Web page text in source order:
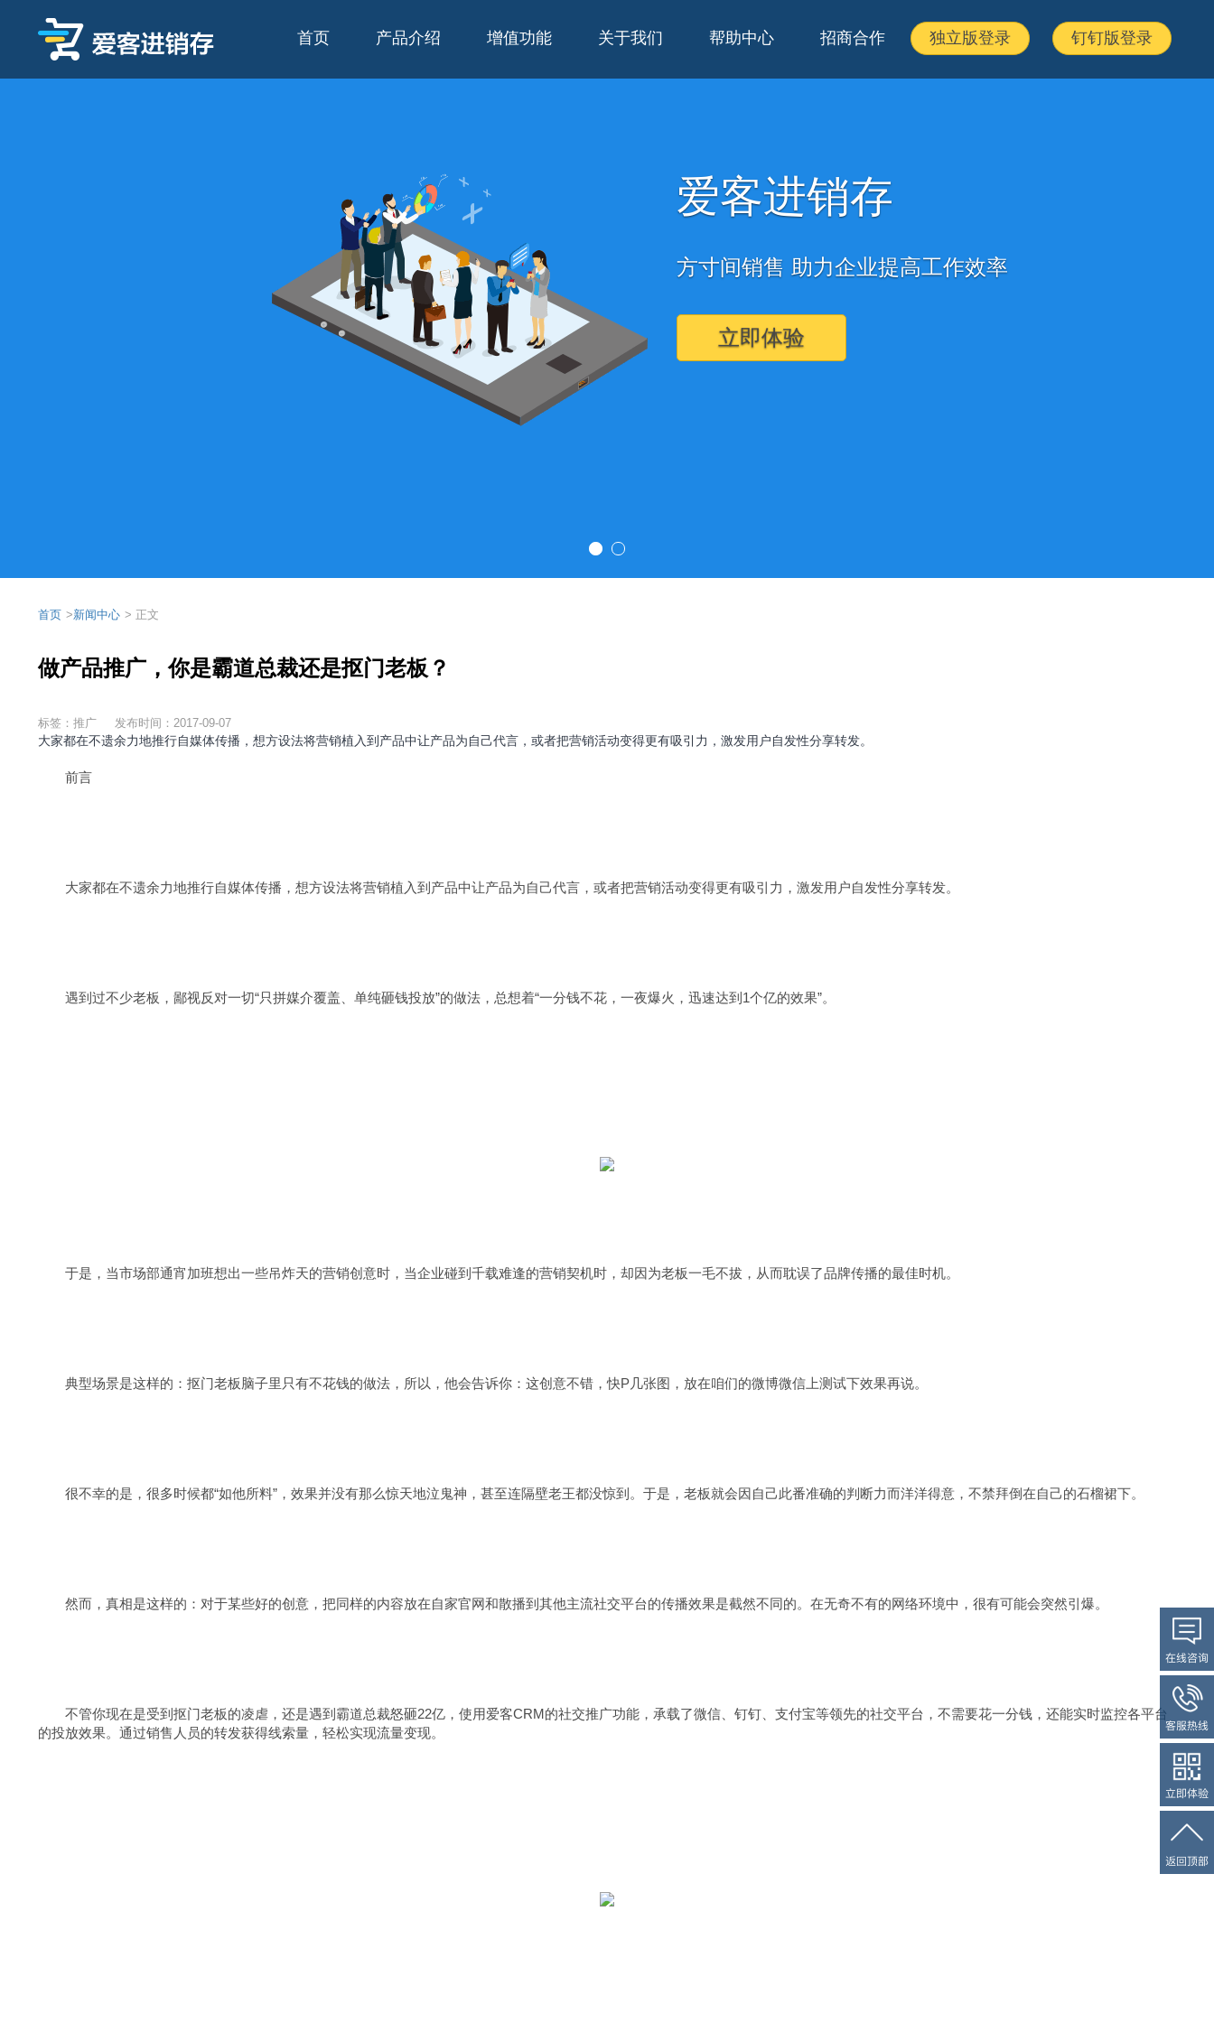
爱客进销存
首页 产品介绍 增值功能 关于我们 帮助中心 招商合作 独立版登录 钉钉版登录
爱客进销存
方寸间销售 助力企业提高工作效率
立即体验
首页 >新闻中心 > 正文
做产品推广，你是霸道总裁还是抠门老板？
标签：推广 发布时间：2017-09-07
大家都在不遗余力地推行自媒体传播，想方设法将营销植入到产品中让产品为自己代言，或者把营销活动变得更有吸引力，激发用户自发性分享转发。
前言
大家都在不遗余力地推行自媒体传播，想方设法将营销植入到产品中让产品为自己代言，或者把营销活动变得更有吸引力，激发用户自发性分享转发。
遇到过不少老板，鄙视反对一切“只拼媒介覆盖、单纯砸钱投放”的做法，总想着“一分钱不花，一夜爆火，迅速达到1个亿的效果”。
于是，当市场部通宵加班想出一些吊炸天的营销创意时，当企业碰到千载难逢的营销契机时，却因为老板一毛不拔，从而耽误了品牌传播的最佳时机。
典型场景是这样的：抠门老板脑子里只有不花钱的做法，所以，他会告诉你：这创意不错，快P几张图，放在咱们的微博微信上测试下效果再说。
很不幸的是，很多时候都“如他所料”，效果并没有那么惊天地泣鬼神，甚至连隔壁老王都没惊到。于是，老板就会因自己此番准确的判断力而洋洋得意，不禁拜倒在自己的石榴裙下。
然而，真相是这样的：对于某些好的创意，把同样的内容放在自家官网和散播到其他主流社交平台的传播效果是截然不同的。在无奇不有的网络环境中，很有可能会突然引爆。
不管你现在是受到抠门老板的凌虐，还是遇到霸道总裁怒砸22亿，使用爱客CRM的社交推广功能，承载了微信、钉钉、支付宝等领先的社交平台，不需要花一分钱，还能实时监控各平台
的投放效果。通过销售人员的转发获得线索量，轻松实现流量变现。